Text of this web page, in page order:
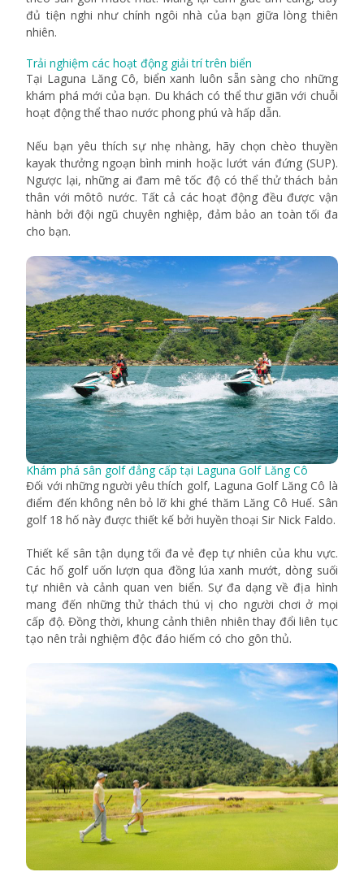
đủ tiện nghi như chính ngôi nhà của bạn giữa lòng thiên
nhiên.
Trải nghiệm các hoạt động giải trí trên biển
Tại Laguna Lăng Cô, biển xanh luôn sẵn sàng cho những
khám phá mới của bạn. Du khách có thể thư giãn với chuỗi
hoạt động thể thao nước phong phú và hấp dẫn.
Nếu bạn yêu thích sự nhẹ nhàng, hãy chọn chèo thuyền
kayak thưởng ngoạn bình minh hoặc lướt ván đứng (SUP).
Ngược lại, những ai đam mê tốc độ có thể thử thách bản
thân với môtô nước. Tất cả các hoạt động đều được vận
hành bởi đội ngũ chuyên nghiệp, đảm bảo an toàn tối đa
cho bạn.
Khám phá sân golf đẳng cấp tại Laguna Golf Lăng Cô
Đối với những người yêu thích golf, Laguna Golf Lăng Cô là
điểm đến không nên bỏ lỡ khi ghé thăm Lăng Cô Huế. Sân
golf 18 hố này được thiết kế bởi huyền thoại Sir Nick Faldo.
Thiết kế sân tận dụng tối đa vẻ đẹp tự nhiên của khu vực.
Các hố golf uốn lượn qua đồng lúa xanh mướt, dòng suối
tự nhiên và cảnh quan ven biển. Sự đa dạng về địa hình
mang đến những thử thách thú vị cho người chơi ở mọi
cấp độ. Đồng thời, khung cảnh thiên nhiên thay đổi liên tục
tạo nên trải nghiệm độc đáo hiếm có cho gôn thủ.